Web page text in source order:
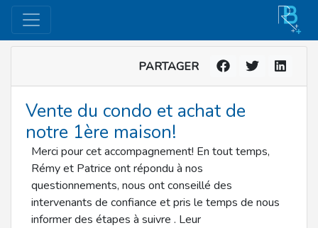
PARTAGER
Vente du condo et achat de
notre 1ère maison!
Merci pour cet accompagnement! En tout temps,
Rémy et Patrice ont répondu à nos
questionnements, nous ont conseillé des
intervenants de confiance et pris le temps de nous
informer des étapes à suivre . Leur